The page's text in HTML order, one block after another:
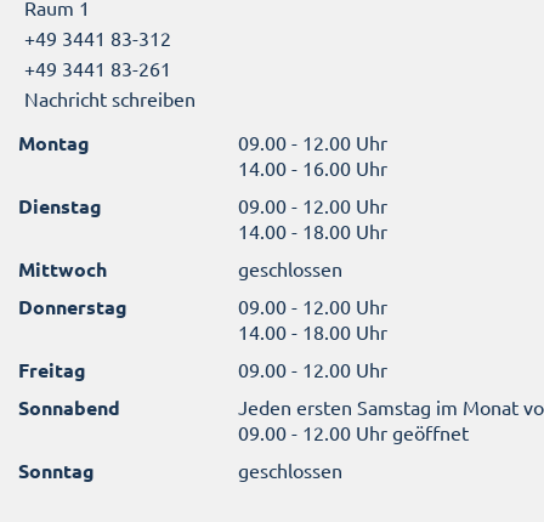
Raum 1
+49 3441 83-312
+49 3441 83-261
Nachricht schreiben
Montag
09.00 - 12.00 Uhr
14.00 - 16.00 Uhr
Dienstag
09.00 - 12.00 Uhr
14.00 - 18.00 Uhr
Mittwoch geschlossen
Donnerstag
09.00 - 12.00 Uhr
14.00 - 18.00 Uhr
Freitag 09.00 - 12.00 Uhr
Sonnabend
Jeden ersten Samstag im Monat
09.00 - 12.00 Uhr geöffnet
Sonntag geschlossen